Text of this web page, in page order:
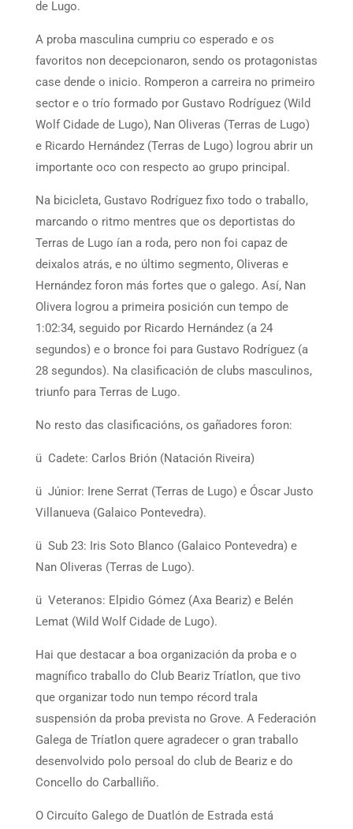
de Lugo.
A proba masculina cumpriu co esperado e os
favoritos non decepcionaron, sendo os protagonistas
case dende o inicio. Romperon a carreira no primeiro
sector e o trío formado por Gustavo Rodríguez (Wild
Wolf Cidade de Lugo), Nan Oliveras (Terras de Lugo)
e Ricardo Hernández (Terras de Lugo) logrou abrir un
importante oco con respecto ao grupo principal.
Na bicicleta, Gustavo Rodríguez fixo todo o traballo,
marcando o ritmo mentres que os deportistas do
Terras de Lugo ían a roda, pero non foi capaz de
deixalos atrás, e no último segmento, Oliveras e
Hernández foron más fortes que o galego. Así, Nan
Olivera logrou a primeira posición cun tempo de
1:02:34, seguido por Ricardo Hernández (a 24
segundos) e o bronce foi para Gustavo Rodríguez (a
28 segundos). Na clasificación de clubs masculinos,
triunfo para Terras de Lugo.
No resto das clasificacións, os gañadores foron:
ü Cadete: Carlos Brión (Natación Riveira)
ü Júnior: Irene Serrat (Terras de Lugo) e Óscar Justo
Villanueva (Galaico Pontevedra).
ü Sub 23: Iris Soto Blanco (Galaico Pontevedra) e
Nan Oliveras (Terras de Lugo).
ü Veteranos: Elpidio Gómez (Axa Beariz) e Belén
Lemat (Wild Wolf Cidade de Lugo).
Hai que destacar a boa organización da proba e o
magnífico traballo do Club Beariz Tríatlon, que tivo
que organizar todo nun tempo récord trala
suspensión da proba prevista no Grove. A Federación
Galega de Tríatlon quere agradecer o gran traballo
desenvolvido polo persoal do club de Beariz e do
Concello do Carballiño.
O Circuíto Galego de Duatlón de Estrada está